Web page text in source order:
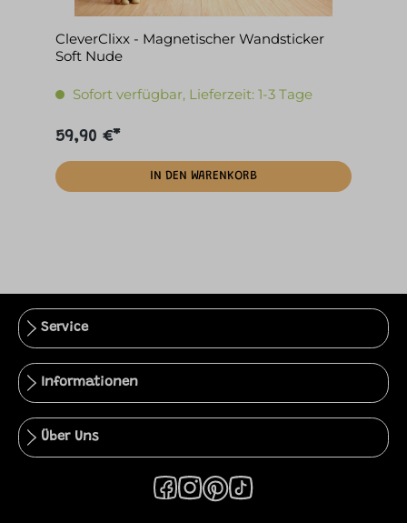
CleverClixx - Magnetischer Wandsticker
Soft Nude
Sofort verfügbar, Lieferzeit: 1-3 Tage
59,90 €*
IN DEN WARENKORB
Service
Informationen
Über Uns